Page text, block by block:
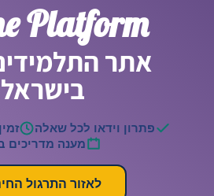
Platform
אתר
פתרון וידאו לכל שאלה
זמין 24/7 מכל מכשיר
מענה מדריכים
לאזור התרגול